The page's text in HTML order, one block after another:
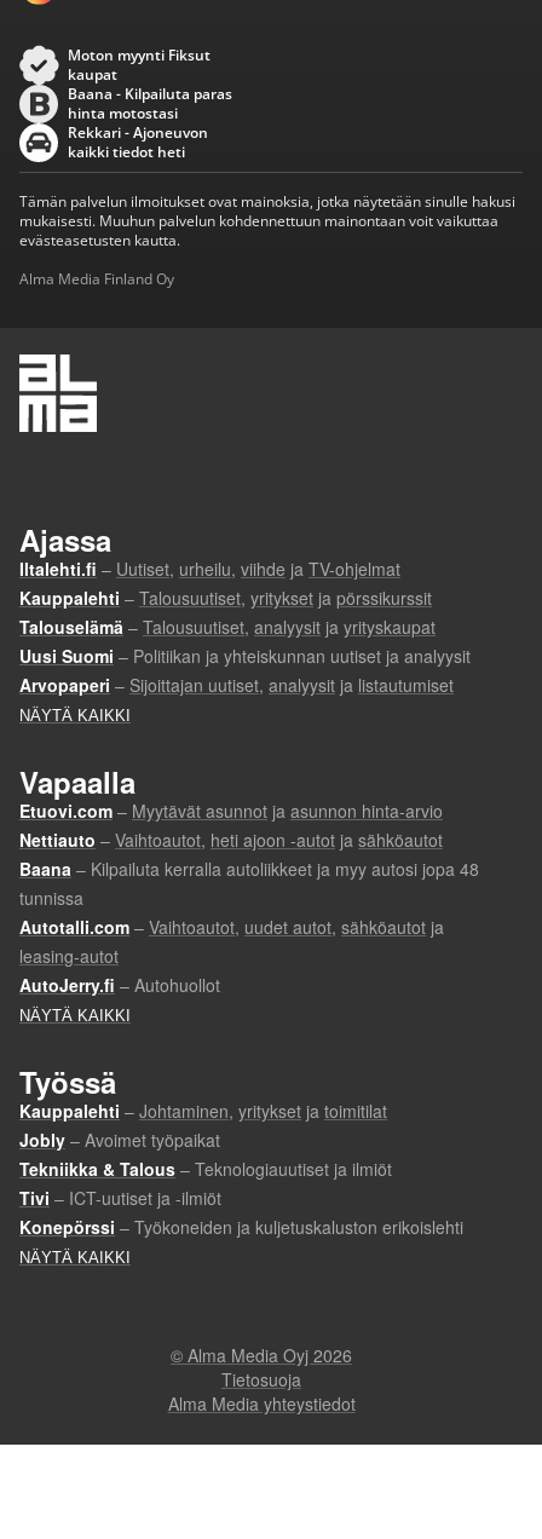
Moton myynti Fiksut
kaupat
Baana - Kilpailuta paras
hinta motostasi
Rekkari - Ajoneuvon
kaikki tiedot heti
Tämän palvelun ilmoitukset ovat mainoksia, jotka näytetään sinulle hakusi
mukaisesti. Muuhun palvelun kohdennettuun mainontaan voit vaikuttaa
evästeasetusten kautta.
Alma Media Finland Oy